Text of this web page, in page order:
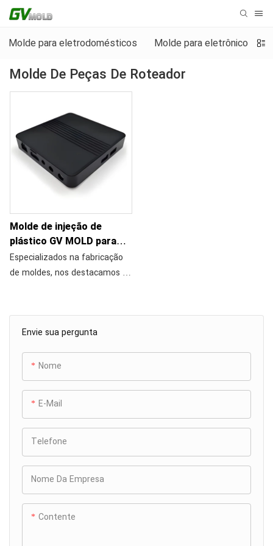
Molde para eletrodomésticos Molde para eletrônicos de
Molde De Peças De Roteador
Envie sua pergunta
Nome
E-Mail
Telefone
Nome Da Empresa
Contente
Molde de injeção de
plástico GV MOLD para
peças plásticas de
roteador
Especializados na fabricação
de moldes, nos destacamos na
plásticas de roteadores.
Nossos moldes são
confeccionados com materiais
de alta qualidade e técnicas
avançadas, garantindo
durabilidade e precisão
excepcionais. Cada molde é
projetado para fornecer peças
de roteador consistentes e de
alta qualidade, atendendo aos
rigorosos padrões da indústria.
Confie em nós para obter
soluções confiáveis, eficientes
e econômicas que melhoram o